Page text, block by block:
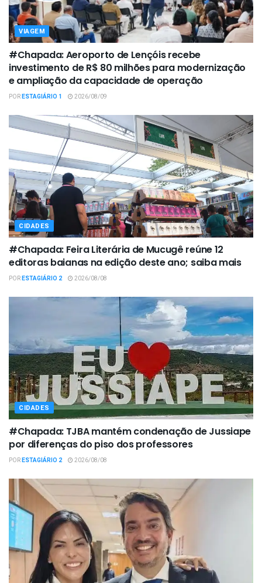
VIAGEM
#Chapada: Aeroporto de Lençóis recebe
investimento de R$ 80 milhões para modernização
e ampliação da capacidade de operação
PORESTAGIÁRIO 1 2026/08/09
CIDADES
#Chapada: Feira Literária de Mucugê reúne 12
editoras baianas na edição deste ano; saiba mais
PORESTAGIÁRIO 2 2026/08/08
CIDADES
#Chapada: TJBA mantém condenação de Jussiape
por diferenças do piso dos professores
PORESTAGIÁRIO 2 2026/08/08